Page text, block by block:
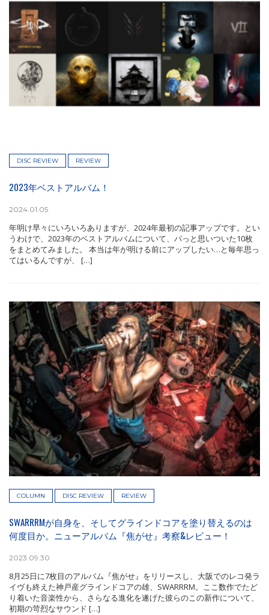
DISC REVIEW REVIEW
2023年ベストアルバム！
2024.01.05
年明け早々にいろいろありますが、2024年最初の記事アップです。とい
うわけで、2023年のベストアルバムについて、パっと思いついた10枚
をまとめてみました。 本当は年が明ける前にアップしたい…と毎年思っ
てはいるんですが、 […]
COLUMN DISC REVIEW REVIEW
SWARRRMが自身を、そしてグラインドコアを塗り替えるのは
何度目か。ニューアルバム『焦がせ』考察&レビュー！
2023.09.30
8月25日に7枚目のアルバム『焦がせ』をリリースし、大阪でのレコ発ラ
イヴも終えた神戸産グラインドコアの雄、SWARRRM。ここ数作でたど
り着いた音楽性から、さらなる進化を遂げた彼らのこの新作について、
初期の苛烈なサウンド […]